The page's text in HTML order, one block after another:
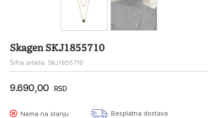
Skagen SKJ1855710
Šifra artikla: SKJ1855710
9.690,00 RSD
Nema na stanju Besplatna dostava